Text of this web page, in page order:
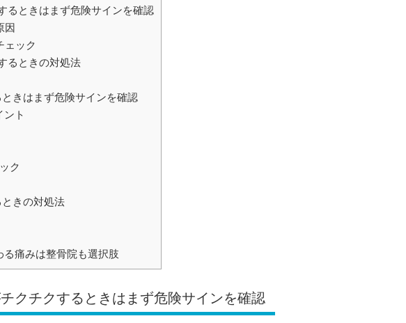
るときはまず危険サインを確認
因
ェック
るときの対処法
きはまず危険サインを確認
ント
ク
きの対処法
痛みは整骨院も選択肢
クチクするときはまず危険サインを確認